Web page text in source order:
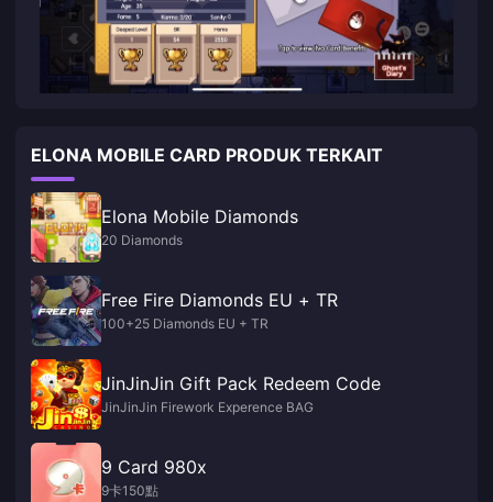
ELONA MOBILE CARD PRODUK TERKAIT
Elona Mobile Diamonds
20 Diamonds
Free Fire Diamonds EU + TR
100+25 Diamonds EU + TR
JinJinJin Gift Pack Redeem Code
JinJinJin Firework Experence BAG
9 Card 980x
9卡150點